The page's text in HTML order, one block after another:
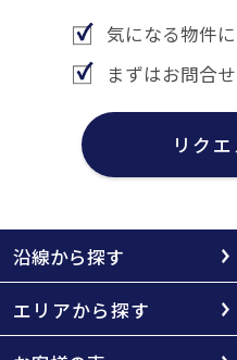
気になる物件
まずはお問合
リク
沿線から探す
エリアから探す